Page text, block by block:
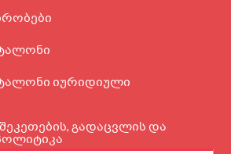
იურიდიული
გადაცვლის და